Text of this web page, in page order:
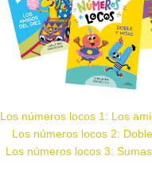
Los números locos 1: Los
Los números locos 2:
Los números locos 3: